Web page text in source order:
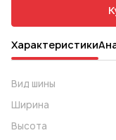
Характеристики
Вид шины
Ширина
Высота